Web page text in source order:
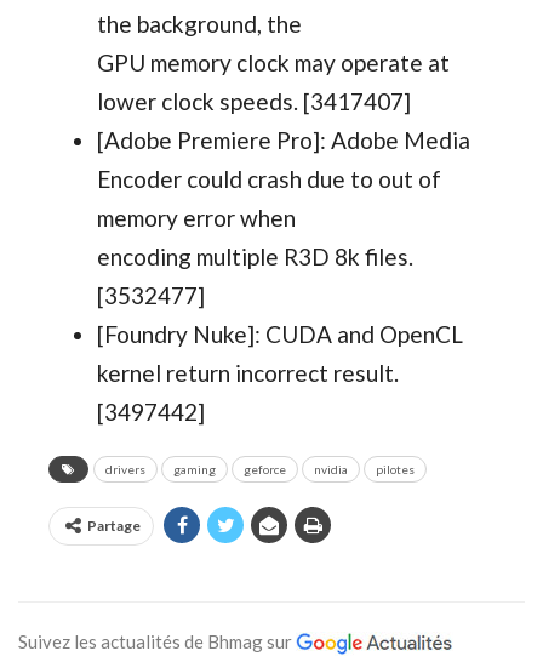
the background, the
GPU memory clock may operate at
lower clock speeds. [3417407]
[Adobe Premiere Pro]: Adobe Media
Encoder could crash due to out of
memory error when
encoding multiple R3D 8k files.
[3532477]
[Foundry Nuke]: CUDA and OpenCL
kernel return incorrect result.
[3497442]
drivers gaming geforce nvidia pilotes
Partage
Suivez les actualités de Bhmag sur